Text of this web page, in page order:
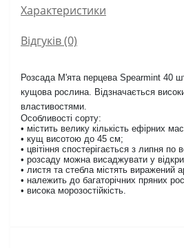
Характеристики
Відгуків (0)
Розсада М'ята перцева Spearmint 40
кущова рослина. Відзначається
властивостями.
Особливості сорту:
• містить велику кількість ефірних
• кущ висотою до 45 см;
• цвітіння спостерігається з липня по
• розсаду можна висаджувати у
• листя та стебла містять виражений
• належить до багаторічних пряних
• висока морозостійкість.